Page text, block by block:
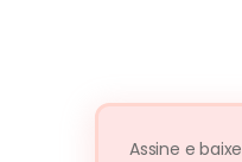
Assine e baixe